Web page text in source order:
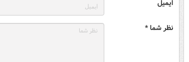
ایمیل
نظر شما *